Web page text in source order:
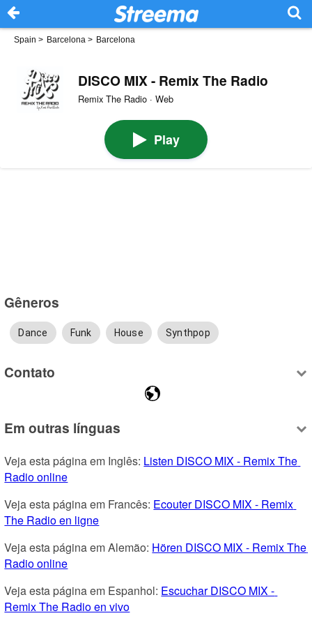
Spain > Barcelona > Barcelona
DISCO MIX - Remix The Radio
Remix The Radio · Web
Play
Gêneros
Dance Funk House Synthpop
Contato
Em outras línguas
Veja esta página em Inglês: Listen DISCO MIX - Remix The
Radio online
Veja esta página em Francês: Ecouter DISCO MIX - Remix
The Radio en ligne
Veja esta página em Alemão: Hören DISCO MIX - Remix The
Radio online
Veja esta página em Espanhol: Escuchar DISCO MIX -
Remix The Radio en vivo